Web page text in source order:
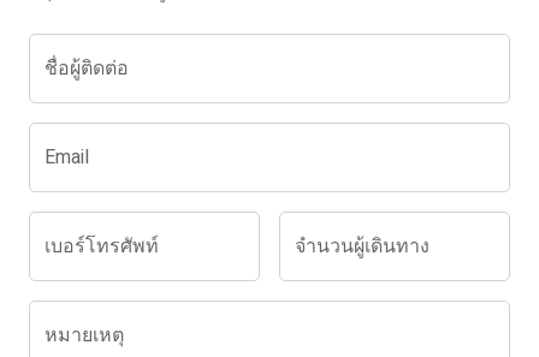
ชื่อผู้ติดต่อ
Email
เบอร์โทรศัพท์ จำนวนผู้เดินทาง
หมายเหตุ